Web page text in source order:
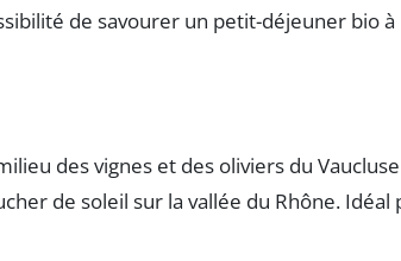
de savourer un petit-déjeuner bio
des vignes et des oliviers du
de soleil sur la vallée du Rhône.